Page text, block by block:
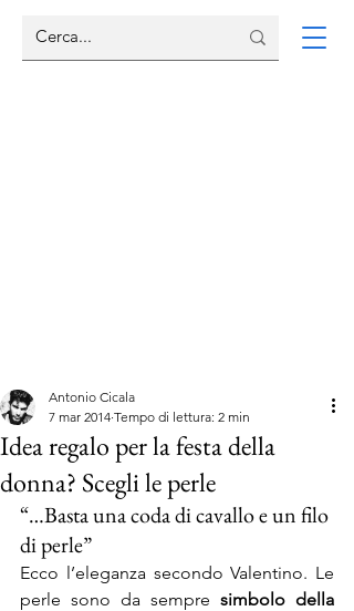
Idea regalo per la festa della
donna? Scegli le perle
Antonio Cicala
7 mar 2014 Tempo di lettura: 2 min
“…Basta una coda di cavallo e un filo
di perle”
Ecco l’eleganza secondo Valentino. Le
perle sono da sempre simbolo della